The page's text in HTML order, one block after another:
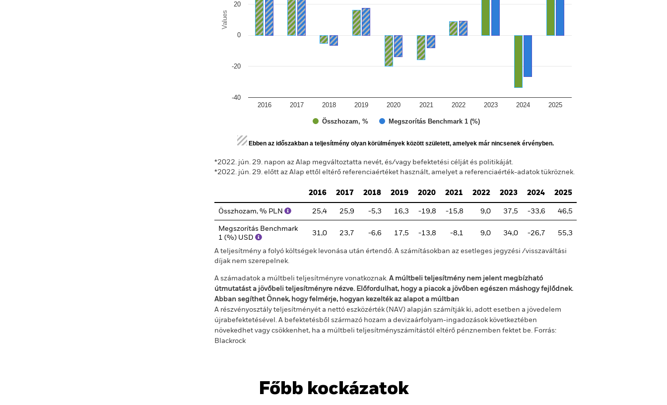
Values
Összhozam, % Megszorítás Benchmark 1 (%)
2016 2017 2018 2019 2020 2021 2022 2023 2024 2025
-40
-20
0
20
End of interactive chart.
Ebben az időszakban a teljesítmény olyan körülmények között született, amelyek már nincsenek érvényben.
*2022. jún. 29. napon az Alap megváltoztatta nevét, és/vagy befektetési célját és politikáját.
*2022. jún. 29. előtt az Alap ettől eltérő referenciaértéket használt, amelyet a referenciaérték-adatok tükröznek.
2016 2017 2018 2019 2020 2021 2022 2023 2024 2025
Összhozam, % PLN 25,4 25,9 -5,3 16,3 -19,8 -15,8 9,0 37,5 -33,6 46,5
Megszorítás Benchmark
1 (%) USD
31,0 23,7 -6,6 17,5 -13,8 -8,1 9,0 34,0 -26,7 55,3
A teljesítmény a folyó költségek levonása után értendő. A számításokban az esetleges jegyzési /visszaváltási
díjak nem szerepelnek.
A számadatok a múltbeli teljesítményre vonatkoznak. A múltbeli teljesítmény nem jelent megbízható
útmutatást a jövőbeli teljesítményre nézve. Előfordulhat, hogy a piacok a jövőben egészen máshogy fejlődnek.
Abban segíthet Önnek, hogy felmérje, hogyan kezelték az alapot a múltban
A részvényosztály teljesítményét a nettó eszközérték (NAV) alapján számítják ki, adott esetben a jövedelem
újrabefektetésével. A befektetésből származó hozam a devizaárfolyam-ingadozások következtében
növekedhet vagy csökkenhet, ha a múltbeli teljesítményszámítástól eltérő pénznemben fektet be. Forrás:
Blackrock
Főbb kockázatok